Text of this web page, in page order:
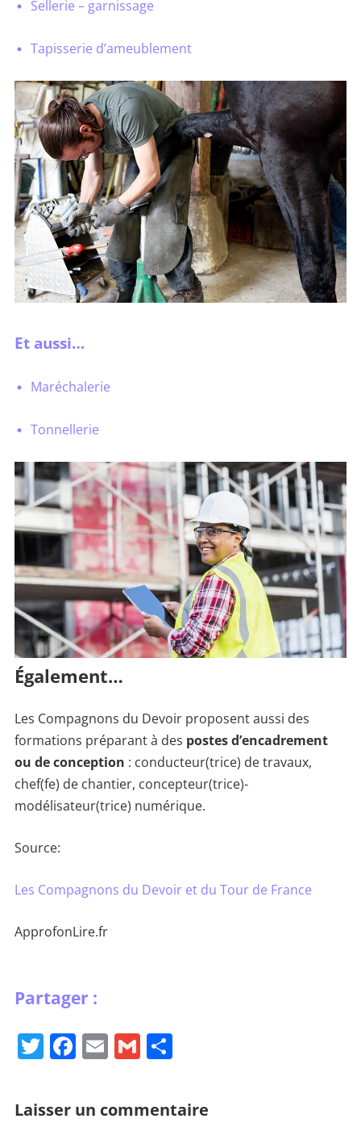
Sellerie – garnissage
Tapisserie d’ameublement
Et aussi…
Maréchalerie
Tonnellerie
Également…
Les Compagnons du Devoir proposent aussi des
formations préparant à des postes d’encadrement
ou de conception : conducteur(trice) de travaux,
chef(fe) de chantier, concepteur(trice)-
modélisateur(trice) numérique.
Source:
Les Compagnons du Devoir et du Tour de France
ApprofonLire.fr
T
itt
F
c
E
ai
G
ai
P
ta
Laisser un commentaire